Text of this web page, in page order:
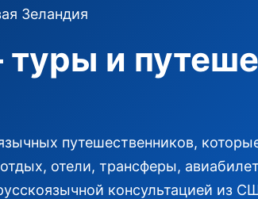
Зеландия
и
путешественников,
отели, трансферы,
консультацией из